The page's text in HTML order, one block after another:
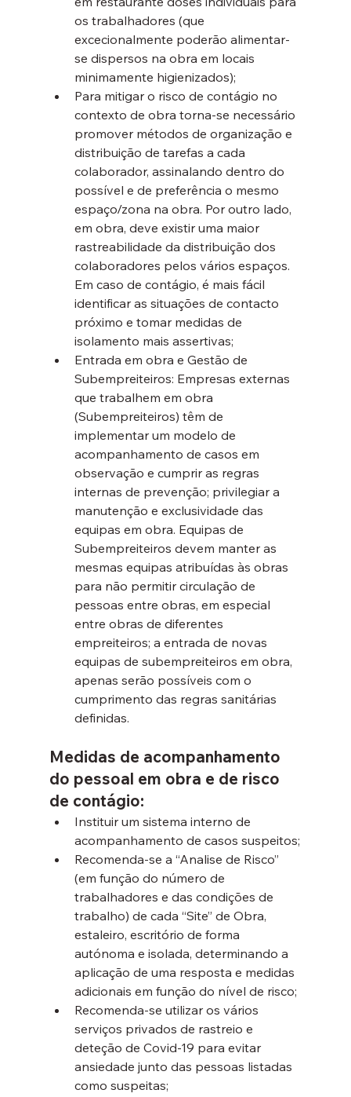
os trabalhadores (que
excecionalmente poderão alimentar-
se dispersos na obra em locais
minimamente higienizados);
Para mitigar o risco de contágio no
contexto de obra torna-se necessário
promover métodos de organização e
distribuição de tarefas a cada
colaborador, assinalando dentro do
possível e de preferência o mesmo
espaço/zona na obra. Por outro lado,
em obra, deve existir uma maior
rastreabilidade da distribuição dos
colaboradores pelos vários espaços.
Em caso de contágio, é mais fácil
identificar as situações de contacto
próximo e tomar medidas de
isolamento mais assertivas;
Entrada em obra e Gestão de
Subempreiteiros: Empresas externas
que trabalhem em obra
(Subempreiteiros) têm de
implementar um modelo de
acompanhamento de casos em
observação e cumprir as regras
internas de prevenção; privilegiar a
manutenção e exclusividade das
equipas em obra. Equipas de
Subempreiteiros devem manter as
mesmas equipas atribuídas às obras
para não permitir circulação de
pessoas entre obras, em especial
entre obras de diferentes
empreiteiros; a entrada de novas
equipas de subempreiteiros em obra,
apenas serão possíveis com o
cumprimento das regras sanitárias
definidas.
Medidas de acompanhamento
do pessoal em obra e de risco
de contágio:
Instituir um sistema interno de
acompanhamento de casos suspeitos;
Recomenda-se a “Analise de Risco”
(em função do número de
trabalhadores e das condições de
trabalho) de cada “Site” de Obra,
estaleiro, escritório de forma
autónoma e isolada, determinando a
aplicação de uma resposta e medidas
adicionais em função do nível de risco;
Recomenda-se utilizar os vários
serviços privados de rastreio e
deteção de Covid-19 para evitar
ansiedade junto das pessoas listadas
como suspeitas;